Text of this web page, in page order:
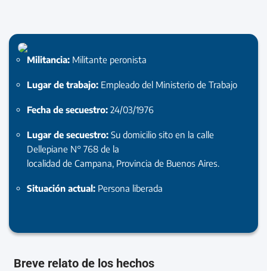
Militancia: Militante peronista
Lugar de trabajo: Empleado del Ministerio de Trabajo
Fecha de secuestro: 24/03/1976
Lugar de secuestro: Su domicilio sito en la calle
Dellepiane N° 768 de la
localidad de Campana, Provincia de Buenos Aires.
Situación actual: Persona liberada
Breve relato de los hechos